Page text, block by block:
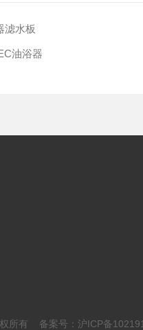
滤水板
油浴器
权所有 备案号：沪ICP备